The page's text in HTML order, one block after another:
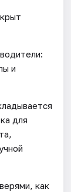
и
для
как